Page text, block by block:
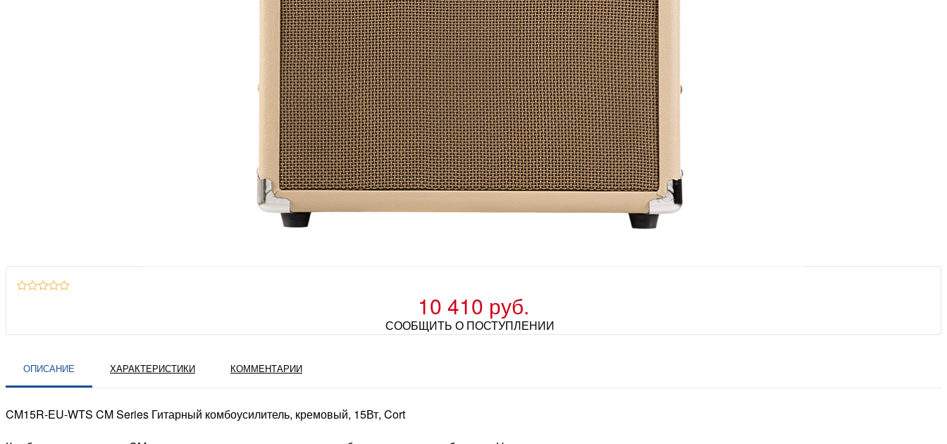
10 410 руб.
СООБЩИТЬ О ПОСТУПЛЕНИИ
ОПИСАНИЕ ХАРАКТЕРИСТИКИ КОММЕНТАРИИ
CM15R-EU-WTS CM Series Гитарный комбоусилитель, кремовый, 15Вт, Cort